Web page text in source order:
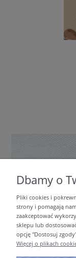
Dbamy o
Pliki cookies i
strony i pomagają
zaakceptować
sklepu lub
opcję "Dostosuj
Więcej o plikach